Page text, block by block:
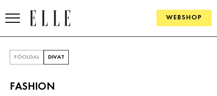
WEBSHOP
FŐOLDAL DIVAT
FASHION